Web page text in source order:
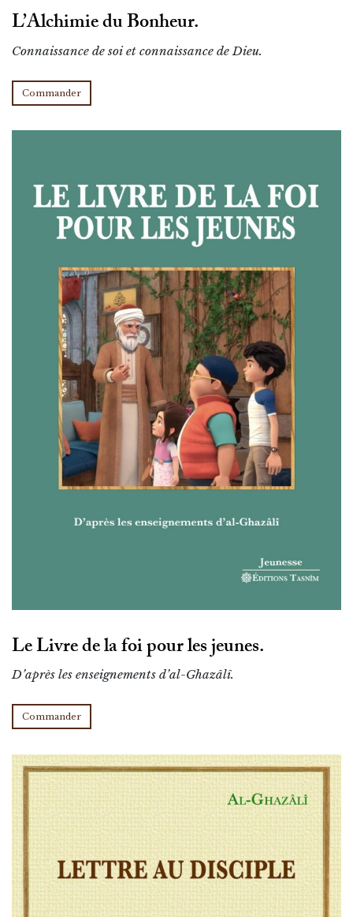
L’Alchimie du Bonheur.
Connaissance de soi et connaissance de Dieu.
Commander
Le Livre de la foi pour les jeunes.
D’après les enseignements d’al-Ghazâlî.
Commander